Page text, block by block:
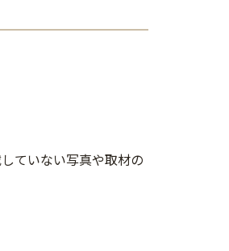
ていない写真や取材の